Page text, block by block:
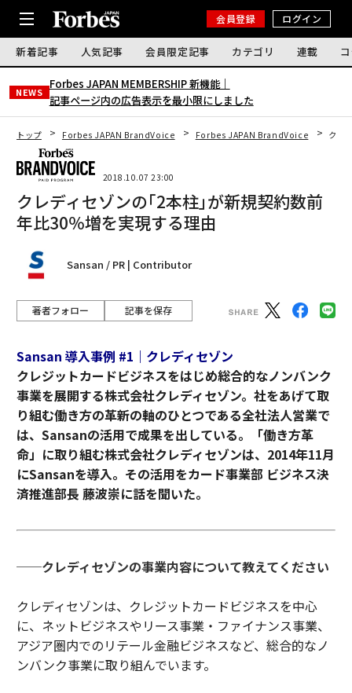
会員登録 ログイン
新着記事 人気記事 会員限定記事 カテゴリ 連載
NEWS
Forbes JAPAN MEMBERSHIP 新機能｜
記事ページ内の広告表示を最小限にしました
トップ Forbes JAPAN BrandVoice Forbes JAPAN BrandVoice クレ
2018.10.07 23:00
クレディセゾンの｢2本柱｣が新規契約数前
年比30％増を実現する理由
Sansan / PR | Contributor
著者フォロー 記事を保存
Sansan 導入事例 #1｜クレディセゾン
クレジットカードビジネスをはじめ総合的なノンバンク
事業を展開する株式会社クレディセゾン。社をあげて取
り組む働き方の革新の軸のひとつである全社法人営業で
は、Sansanの活用で成果を出している。「働き方革
命」に取り組む株式会社クレディセゾンは、2014年11月
にSansanを導入。その活用をカード事業部 ビジネス決
済推進部長 藤波崇に話を聞いた。
──クレディセゾンの事業内容について教えてください
クレディセゾンは、クレジットカードビジネスを中心
に、ネットビジネスやリース事業・ファイナンス事業、
アジア圏内でのリテール金融ビジネスなど、総合的なノ
ンバンク事業に取り組んでいます。